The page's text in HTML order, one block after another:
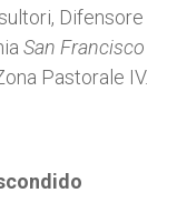
Difensore
San Francisco
Pastorale IV.